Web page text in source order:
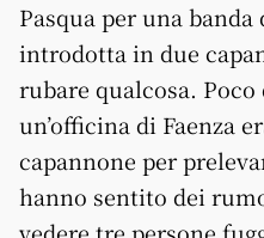
Pasqua per una
introdotta in due
rubare qualcosa.
un’officina di Faenza
capannone per
hanno sentito dei